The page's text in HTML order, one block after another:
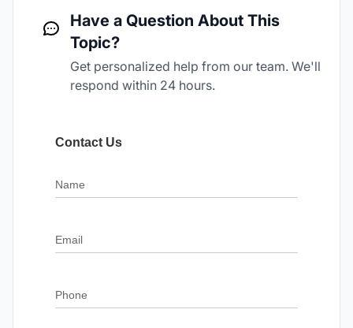
Have a Question About This
Topic?
Get personalized help from our team. We'll
respond within 24 hours.